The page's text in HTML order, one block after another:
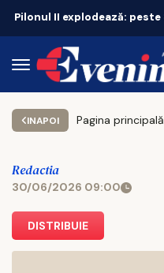
INAPOI Pagina principală
Redactia
30/06/2026 09:00
DISTRIBUIE